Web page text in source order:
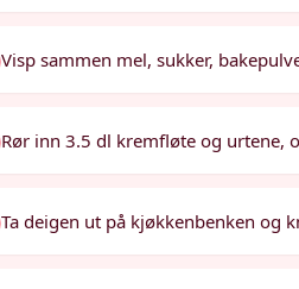
Visp sammen mel, sukker,
Rør inn 3.5 dl kremfløte og urtene,
Ta deigen ut på kjøkkenbenken og